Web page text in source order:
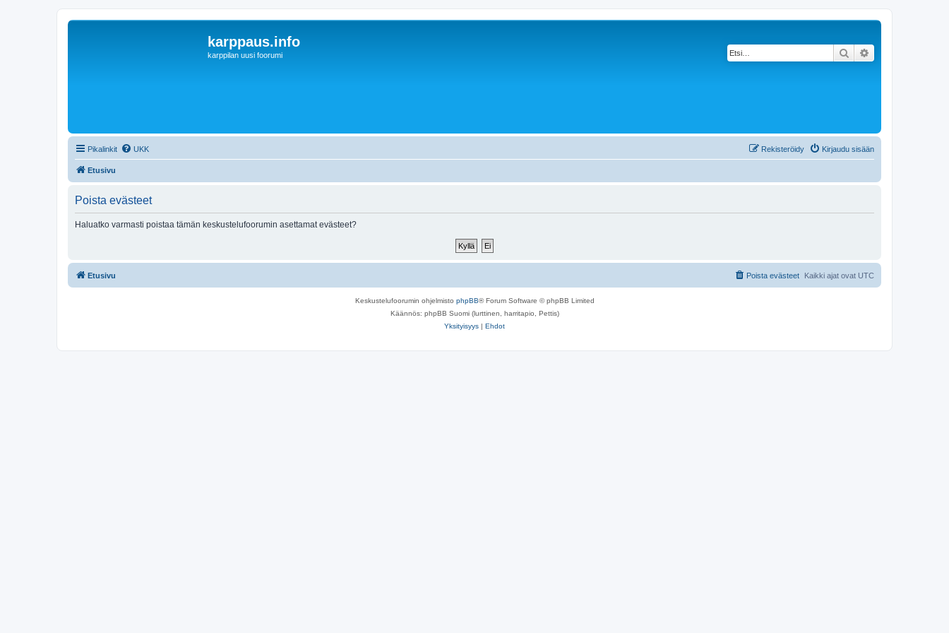
karppaus.info
karppilan uusi foorumi Etsi
Pikalinkit UKK Kirjaudu sisään
Rekisteröidy
Etusivu
Poista evästeet
Haluatko varmasti poistaa tämän keskustelufoorumin asettamat evästeet?
Etusivu Kaikki ajat ovat UTC
Poista evästeet
Keskustelufoorumin ohjelmisto phpBB® Forum Software © phpBB Limited
Käännös: phpBB Suomi (lurttinen, harritapio, Pettis)
Yksityisyys | Ehdot